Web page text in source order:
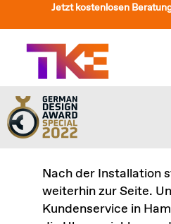
Inhalt
springen
Jetzt kostenlosen
Treppenlift
Preise
Service
Treppenliftberatung
Nach der Installation
weiterhin zur Seite.
Kundenservice in